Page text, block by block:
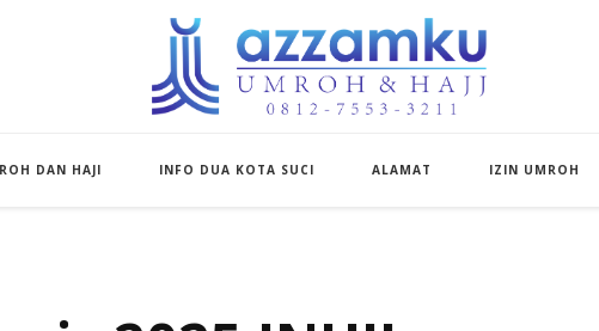
DAN HAJI INFO DUA KOTA SUCI ALAMAT IZIN UMROH